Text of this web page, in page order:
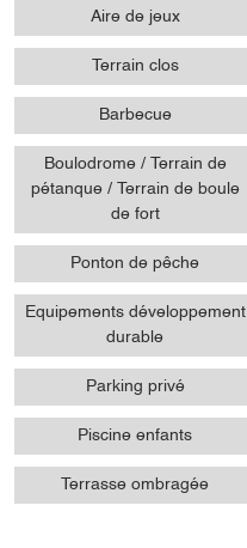
Aire de jeux
Terrain clos
Barbecue
Boulodrome / Terrain de
pétanque / Terrain de boule
de fort
Ponton de pêche
Equipements développement
durable
Parking privé
Piscine enfants
Terrasse ombragée